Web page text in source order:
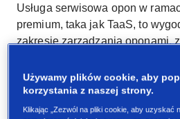
Usługa serwisowa opon w
premium, taka jak TaaS, to
zakresie zarządzania oponami,
powiadomienia o konieczności
wsparcie.
Używamy plików cookie, aby
korzystania z naszej strony.
Klikając „Zezwól na pliki cookie, aby uzyskać